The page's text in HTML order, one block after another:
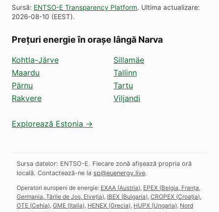
Sursă: ENTSO-E Transparency Platform. Ultima actualizare:
2026-08-10 (EEST).
Prețuri energie în orașe lângă Narva
Kohtla-Järve
Maardu
Pärnu
Rakvere
Sillamäe
Tallinn
Tartu
Viljandi
Explorează Estonia →
Sursa datelor: ENTSO-E. Fiecare zonă afișează propria oră
locală. Contactează-ne la sp@euenergy.live.
Operatori europeni de energie: EXAA (Austria) EPEX (Belgia, Franța,
Germania, Țările de Jos, Elveția) IBEX (Bulgaria) CROPEX (Croația)
OTE (Cehia) GME (Italia) HENEX (Grecia) HUPX (Ungaria) Nord